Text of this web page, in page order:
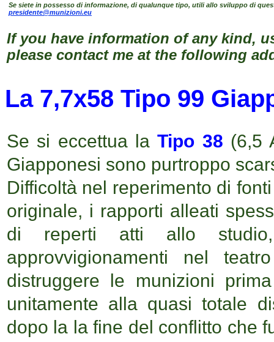
Se siete in possesso di informazione, di qualunque tipo, utili allo sviluppo di
presidente@munizioni.eu
If you have information of any kind,
please contact me at the following
La 7,7x58 Tipo 99
Se si eccettua laTipo 38 (6,5
Giapponesi sono purtroppo
Difficoltà nel reperimento di
originale, i rapporti alleati
di reperti atti allo
approvvigionamenti nel
distruggere le munizioni
unitamente alla quasi totale
dopo la la fine del conflitto che